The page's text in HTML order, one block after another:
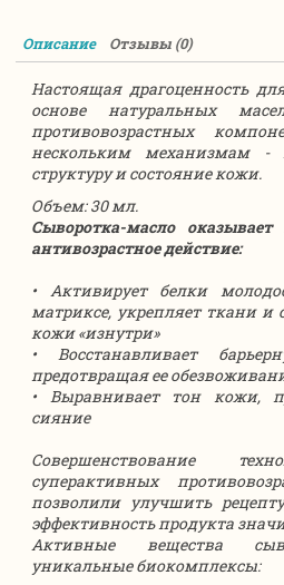
Описание Отзывы (0)
Настоящая драгоценность
основе натуральных
противовозрастных
нескольким механизмам -
структуру и состояние кожи.
Объем: 30 мл.
Сыворотка-масло
антивозрастное действие:
• Активирует белки
матриксе, укрепляет ткани и
кожи «изнутри»
• Восстанавливает
предотвращая ее
• Выравнивает тон кожи,
сияние
Совершенствование
суперактивных
позволили улучшить
эффективность продукта
Активные вещества
уникальные биокомплексы: